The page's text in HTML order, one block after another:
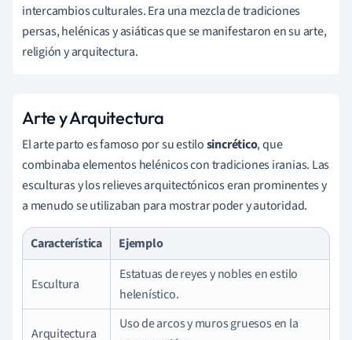
intercambios culturales. Era una mezcla de tradiciones
persas, helénicas y asiáticas que se manifestaron en su arte,
religión y arquitectura.
Arte y Arquitectura
El arte parto es famoso por su estilosincrético, que
combinaba elementos helénicos con tradiciones iranias. Las
esculturas y los relieves arquitectónicos eran prominentes y
a menudo se utilizaban para mostrar poder y autoridad.
Característica Ejemplo
Escultura
Estatuas de reyes y nobles en estilo
helenístico.
Arquitectura
Uso de arcos y muros gruesos en la